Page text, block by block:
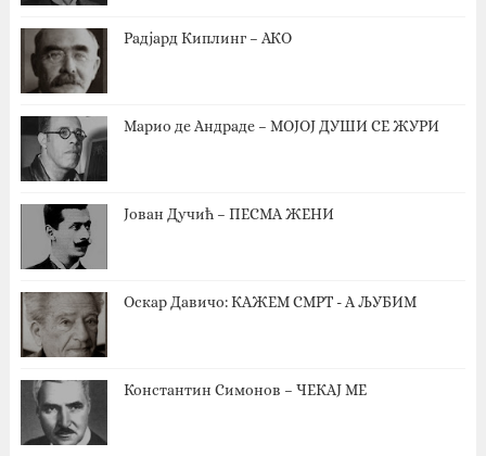
Радјард Киплинг – АКО
Марио де Андраде – МОЈОЈ ДУШИ СЕ ЖУРИ
Јован Дучић – ПЕСМА ЖЕНИ
Оскар Давичо‎: КАЖЕМ СМРТ - А ЉУБИМ
Константин Симонов – ЧЕКАЈ МЕ